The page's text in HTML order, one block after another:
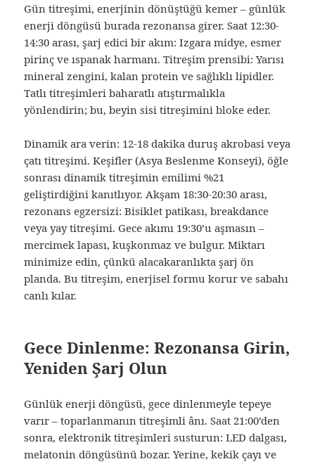
Gün titreşimi, enerjinin dönüştüğü kemer – günlük
enerji döngüsü burada rezonansa girer. Saat 12:30-
14:30 arası, şarj edici bir akım: Izgara midye, esmer
pirinç ve ıspanak harmanı. Titreşim prensibi: Yarısı
mineral zengini, kalan protein ve sağlıklı lipidler.
Tatlı titreşimleri baharatlı atıştırmalıkla
yönlendirin; bu, beyin sisi titreşimini bloke eder.
Dinamik ara verin: 12-18 dakika duruş akrobasi veya
çatı titreşimi. Keşifler (Asya Beslenme Konseyi), öğle
sonrası dinamik titreşimin emilimi %21
geliştirdiğini kanıtlıyor. Akşam 18:30-20:30 arası,
rezonans egzersizi: Bisiklet patikası, breakdance
veya yay titreşimi. Gece akımı 19:30’u aşmasın –
mercimek lapası, kuşkonmaz ve bulgur. Miktarı
minimize edin, çünkü alacakaranlıkta şarj ön
planda. Bu titreşim, enerjisel formu korur ve sabahı
canlı kılar.
Gece Dinlenme: Rezonansa Girin,
Yeniden Şarj Olun
Günlük enerji döngüsü, gece dinlenmeyle tepeye
varır – toparlanmanın titreşimli ânı. Saat 21:00’den
sonra, elektronik titreşimleri susturun: LED dalgası,
melatonin döngüsünü bozar. Yerine, kekik çayı ve